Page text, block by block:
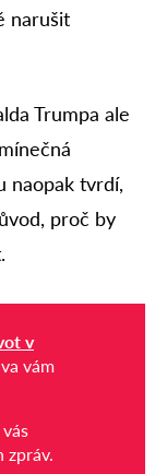
narušit
Trumpa ale
naopak tvrdí,
proč by
v
vám
zpráv.